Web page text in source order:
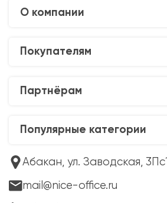
О компании
Покупателям
Партнёрам
Популярные категории
Абакан, ул. Заводская, 3Пс1
mail@nice-office.ru